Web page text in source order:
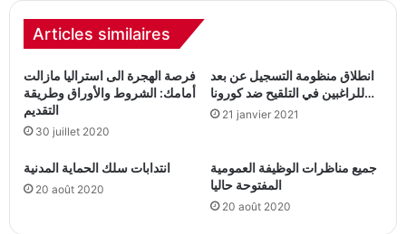
Articles similaires
فرصة الهجرة الى استراليا مازالت
أمامك: الشروط والأوراق وطريقة
التقديم
30 juillet 2020
انطلاق منظومة التسجيل عن بعد
للراغبين في التلقيح ضد كورونا…
21 janvier 2021
انتدابات سلك الحماية المدنية
20 août 2020
جميع مناظرات الوظيفة العمومية
المفتوحة حاليا
20 août 2020